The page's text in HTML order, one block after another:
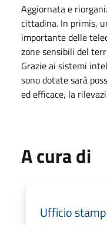
Aggiornata e
cittadina. In primis,
importante delle
zone sensibili del
Grazie ai sistemi
sono dotate sarà
ed efficace, la
A cura di
Ufficio